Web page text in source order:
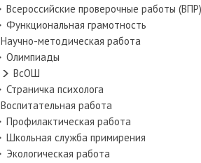
Всероссийские проверочные работы (ВПР)
Функциональная грамотность
Научно-методическая работа
Олимпиады
ВсОШ
Страничка психолога
Воспитательная работа
Профилактическая работа
Школьная служба примирения
Экологическая работа